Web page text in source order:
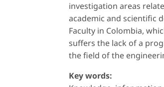
investigation areas
academic and scientific
Faculty in Colombia,
suffers the lack of a
the field of the
Key words: